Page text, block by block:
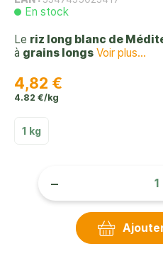
En stock
Le riz long blanc de
à grains longs Voir plus...
4,82 €
4.82 €/kg
1 kg
-